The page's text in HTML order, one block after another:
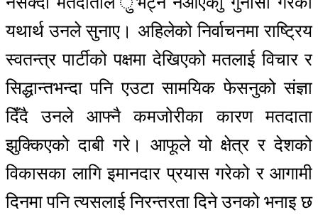
यथार्थ उनले सुनाए। अहिलेको निर्वाचनमा राष्ट्रिय
स्वतन्त्र पार्टीको पक्षमा देखिएको मतलाई विचार र
सिद्धान्तभन्दा पनि एउटा सामयिक फेसनुको संज्ञा
दिँदै उनले आफ्नै कमजोरीका कारण मतदाता
झुक्किएको दाबी गरे। आफूले यो क्षेत्र र देशको
विकासका लागि इमानदार प्रयास गरेको र आगामी
दिनमा पनि त्यसलाई निरन्तरता दिने उनको भनाइ छ